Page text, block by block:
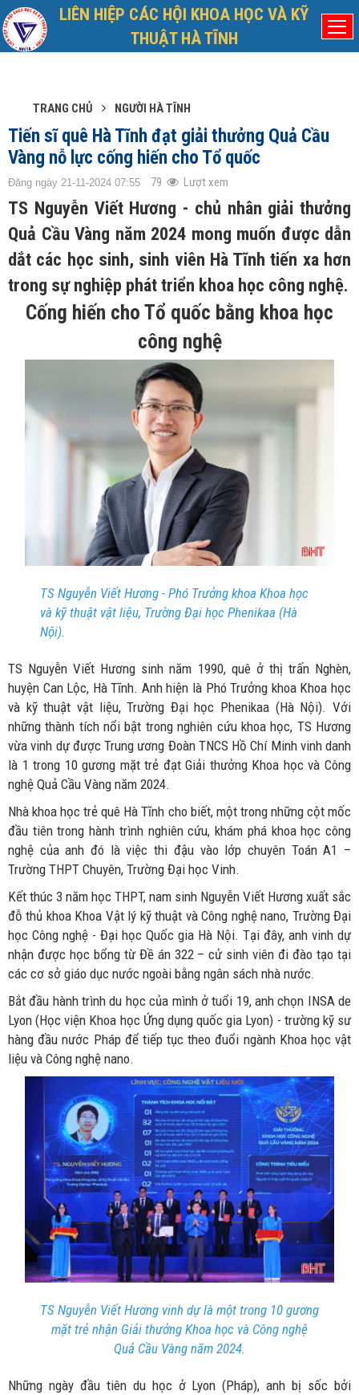
LIÊN HIỆP CÁC HỘI KHOA HỌC VÀ KỸ
THUẬT HÀ TĨNH
Thứ Bảy, 8/8/2026
TRANG CHỦ NGƯỜI HÀ TĨNH
Tiến sĩ quê Hà Tĩnh đạt giải thưởng Quả Cầu
Vàng nỗ lực cống hiến cho Tổ quốc
Đăng ngày 21-11-2024 07:55 79 Lượt xem
TS Nguyễn Viết Hương - chủ nhân giải thưởng
Quả Cầu Vàng năm 2024 mong muốn được dẫn
dắt các học sinh, sinh viên Hà Tĩnh tiến xa hơn
trong sự nghiệp phát triển khoa học công nghệ.
Cống hiến cho Tổ quốc bằng khoa học
công nghệ
TS Nguyễn Viết Hương - Phó Trưởng khoa Khoa học
và kỹ thuật vật liệu, Trường Đại học Phenikaa (Hà
Nội).
TS Nguyễn Viết Hương sinh năm 1990, quê ở thị trấn Nghèn,
huyện Can Lộc, Hà Tĩnh. Anh hiện là Phó Trưởng khoa Khoa học
và kỹ thuật vật liệu, Trường Đại học Phenikaa (Hà Nội). Với
những thành tích nổi bật trong nghiên cứu khoa học, TS Hương
vừa vinh dự được Trung ương Đoàn TNCS Hồ Chí Minh vinh danh
là 1 trong 10 gương mặt trẻ đạt Giải thưởng Khoa học và Công
nghệ Quả Cầu Vàng năm 2024.
Nhà khoa học trẻ quê Hà Tĩnh cho biết, một trong những cột mốc
đầu tiên trong hành trình nghiên cứu, khám phá khoa học công
nghệ của anh đó là việc thi đậu vào lớp chuyên Toán A1 –
Trường THPT Chuyên, Trường Đại học Vinh.
Kết thúc 3 năm học THPT, nam sinh Nguyễn Viết Hương xuất sắc
đỗ thủ khoa Khoa Vật lý kỹ thuật và Công nghệ nano, Trường Đại
học Công nghệ - Đại học Quốc gia Hà Nội. Tại đây, anh vinh dự
nhận được học bổng từ Đề án 322 – cử sinh viên đi đào tạo tại
các cơ sở giáo dục nước ngoài bằng ngân sách nhà nước.
Bắt đầu hành trình du học của mình ở tuổi 19, anh chọn INSA de
Lyon (Học viện Khoa học Ứng dụng quốc gia Lyon) - trường kỹ sư
hàng đầu nước Pháp để tiếp tục theo đuổi ngành Khoa học vật
liệu và Công nghệ nano.
TS Nguyễn Viết Hương vinh dự là một trong 10 gương
mặt trẻ nhận Giải thưởng Khoa học và Công nghệ
Quả Cầu Vàng năm 2024.
Những ngày đầu tiên du học ở Lyon (Pháp), anh bị sốc bởi
Đã kết nối EMC